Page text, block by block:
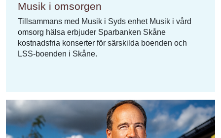
Musik i omsorgen
Tillsammans med Musik i Syds enhet Musik i vård
omsorg hälsa erbjuder Sparbanken Skåne
kostnadsfria konserter för särskilda boenden och
LSS-boenden i Skåne.